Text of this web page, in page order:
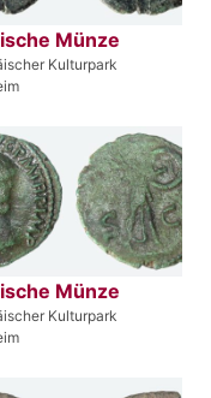
Münze
Kulturpark
Münze
Kulturpark